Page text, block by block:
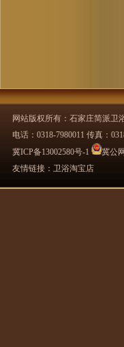
网站版权所有：石家庄简派卫
电话：0318-7980011 传真：
冀ICP备13002580号-1
冀公
友情链接： 卫浴淘宝店